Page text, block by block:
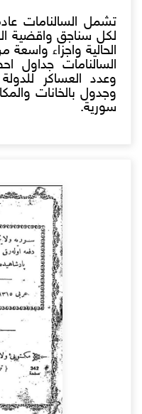
تشمل السالنامات
لكل سناجق واقضية
الحالية واجزاء
السالنامات جداول
وعدد العساكر
وجدول بالخانات
سورية.